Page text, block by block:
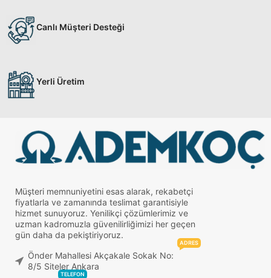
Canlı Müşteri Desteği
Yerli Üretim
Müşteri memnuniyetini esas alarak, rekabetçi
fiyatlarla ve zamanında teslimat garantisiyle
hizmet sunuyoruz. Yenilikçi çözümlerimiz ve
uzman kadromuzla güvenilirliğimizi her geçen
gün daha da pekiştiriyoruz.
Önder Mahallesi Akçakale Sokak No:
8/5 Siteler Ankara
ADRES
TELEFON